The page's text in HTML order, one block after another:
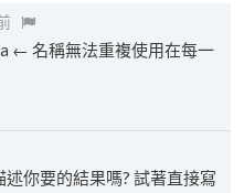
← 名稱無法重複使用在每一
你要的結果嗎? 試著直接寫